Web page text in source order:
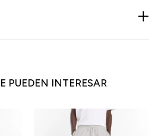
PUEDEN INTERESAR